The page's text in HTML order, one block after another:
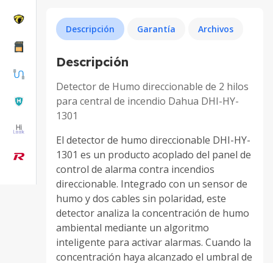
Descripción Garantía Archivos
Descripción
Detector de Humo direccionable de 2 hilos
para central de incendio Dahua DHI-HY-
1301
El detector de humo direccionable DHI-HY-
1301 es un producto acoplado del panel de
control de alarma contra incendios
direccionable. Integrado con un sensor de
humo y dos cables sin polaridad, este
detector analiza la concentración de humo
ambiental mediante un algoritmo
inteligente para activar alarmas. Cuando la
concentración haya alcanzado el umbral de